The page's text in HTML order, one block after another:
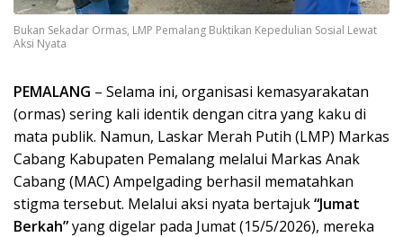
Bukan Sekadar Ormas, LMP Pemalang Buktikan Kepedulian Sosial Lewat
Aksi Nyata
PEMALANG – Selama ini, organisasi kemasyarakatan
(ormas) sering kali identik dengan citra yang kaku di
mata publik. Namun, Laskar Merah Putih (LMP) Markas
Cabang Kabupaten Pemalang melalui Markas Anak
Cabang (MAC) Ampelgading berhasil mematahkan
stigma tersebut. Melalui aksi nyata bertajuk“Jumat
Berkah”yang digelar pada Jumat (15/5/2026), mereka